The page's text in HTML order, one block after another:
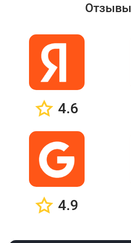
Отзывы
4.6
4.9